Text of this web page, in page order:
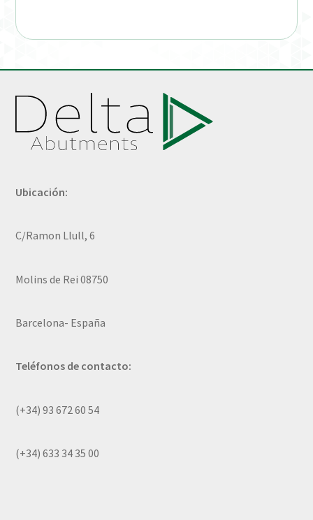
Ubicación:
C/Ramon Llull, 6
Molins de Rei 08750
Barcelona- España
Teléfonos de contacto:
(+34) 93 672 60 54
(+34) 633 34 35 00